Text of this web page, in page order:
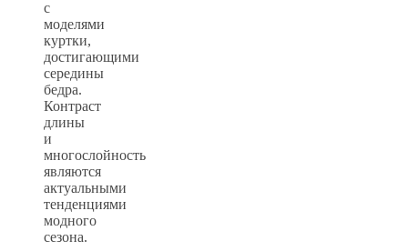
с
моделями
куртки,
достигающими
середины
бедра.
Контраст
длины
и
многослойность
являются
актуальными
тенденциями
модного
сезона.